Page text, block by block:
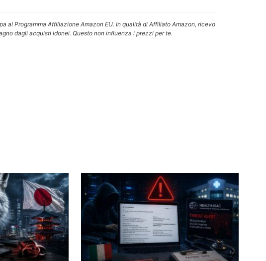
al Programma Affiliazione Amazon EU. In qualità di Affiliato Amazon, ricevo
dagli acquisti idonei. Questo non influenza i prezzi per te.